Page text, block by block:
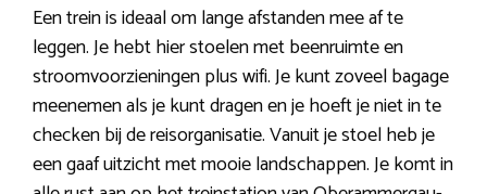
Een trein is ideaal om lange afstanden mee af te
leggen. Je hebt hier stoelen met beenruimte en
stroomvoorzieningen plus wifi. Je kunt zoveel bagage
meenemen als je kunt dragen en je hoeft je niet in te
checken bij de reisorganisatie. Vanuit je stoel heb je
een gaaf uitzicht met mooie landschappen. Je komt in